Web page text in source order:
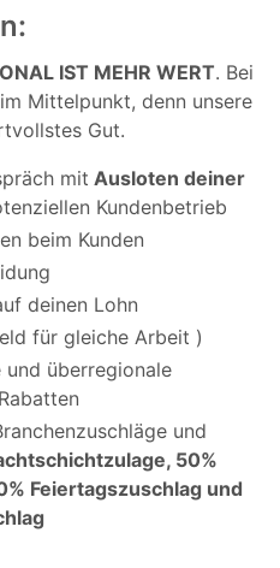
IST MEHR WERT. Bei
Mittelpunkt, denn unsere
Gut.
mit Ausloten deiner
Kundenbetrieb
beim Kunden
deinen Lohn
für gleiche Arbeit )
und überregionale
und
50%
Feiertagszuschlag und